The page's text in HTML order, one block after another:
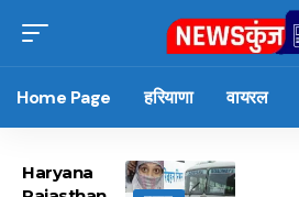
Home Page हरियाणा वायरल
Haryana